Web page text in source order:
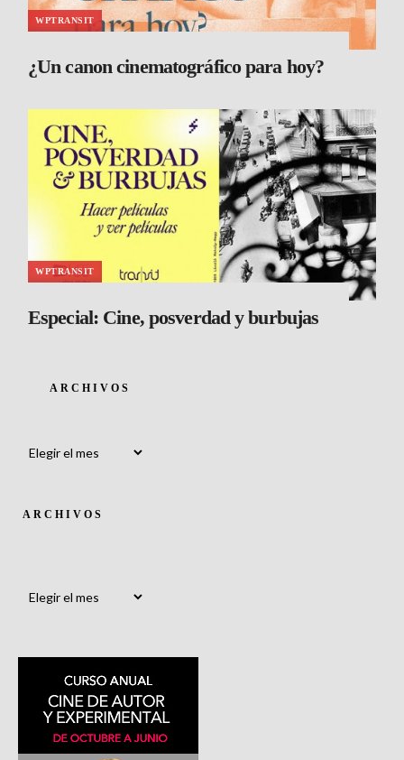
WPTRANSIT
¿Un canon cinematográfico para hoy?
WPTRANSIT
Especial: Cine, posverdad y burbujas
ARCHIVOS
ARCHIVOS